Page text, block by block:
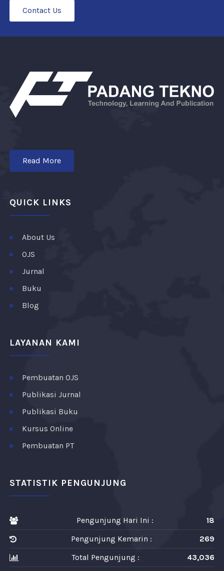
Contact Us
Read More
QUICK LINKS
About Us
OJS
Jurnal
Buku
Blog
LAYANAN KAMI
Pembuatan OJS
Publikasi Jurnal
Publikasi Buku
Kursus Online
Pembuatan PT
STATISTIK PENGUNJUNG
Pengunjung Hari Ini :
18
Pengunjung Kemarin :
269
Total Pengunjung :
43,036